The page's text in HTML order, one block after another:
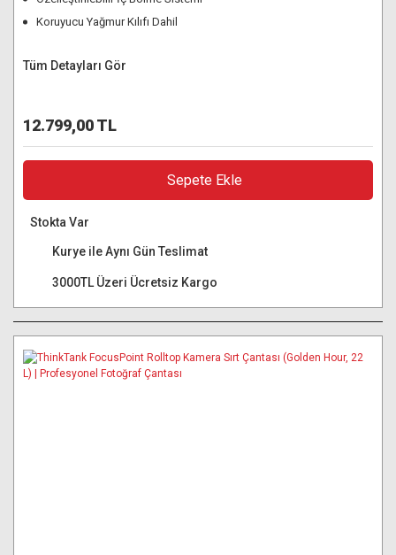
Koruyucu Yağmur Kılıfı Dahil
Tüm Detayları Gör
12.799,00 TL
Sepete Ekle
Stokta Var
Kurye ile Aynı Gün Teslimat
3000TL Üzeri Ücretsiz Kargo